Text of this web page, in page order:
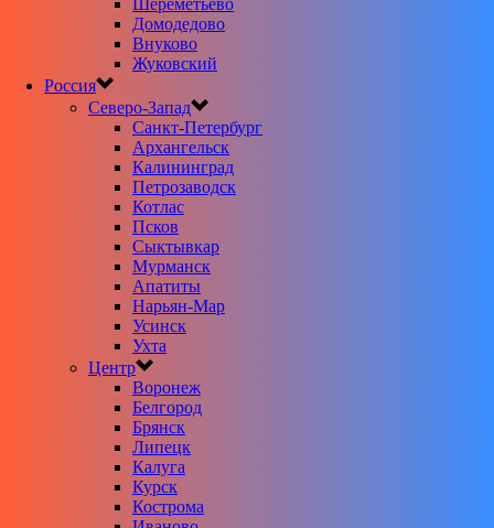
Шереметьево
Домодедово
Внуково
Жуковский
Россия
Северо-Запад
Санкт-Петербург
Архангельск
Калининград
Петрозаводск
Котлас
Псков
Сыктывкар
Мурманск
Апатиты
Нарьян-Мар
Усинск
Ухта
Центр
Воронеж
Белгород
Брянск
Липецк
Калуга
Курск
Кострома